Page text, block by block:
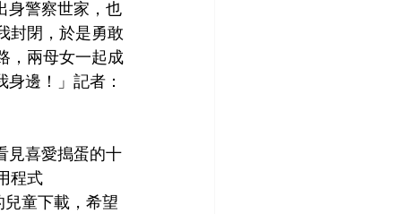
身警察世家，也
封閉，於是勇敢
，兩母女一起成
邊！」記者：
見喜愛搗蛋的十
程式
童下載，希望